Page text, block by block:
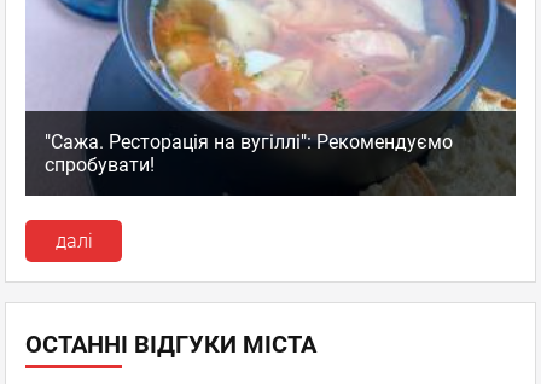
"Сажа. Ресторація на вугіллі": Рекомендуємо
спробувати!
далі
ОСТАННІ ВІДГУКИ МІСТА